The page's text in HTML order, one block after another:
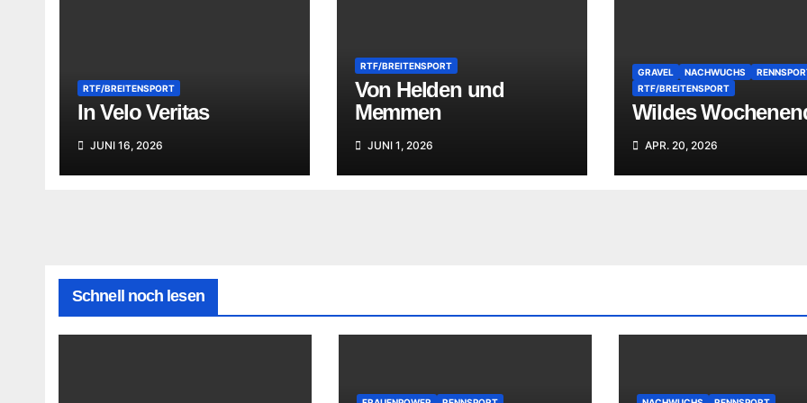
RTF/BREITENSPORT
In Velo Veritas
JUNI 16, 2026
RTF/BREITENSPORT
Von Helden und
Memmen
JUNI 1, 2026
GRAVEL NACHWUCHS
RTF/BREITENSPORT
Wildes
APR. 20, 2026
Schnell noch lesen